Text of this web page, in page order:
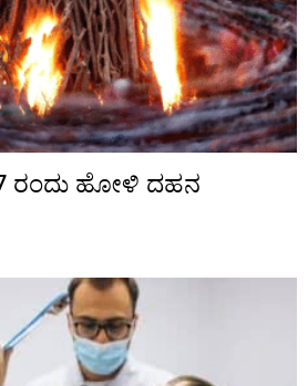
ರಂದು ಹೋಳಿ ದಹನ